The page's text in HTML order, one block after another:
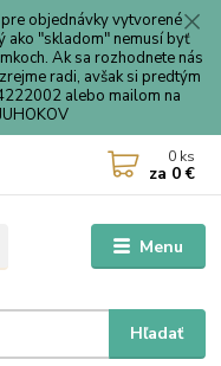
objednávky vytvorené
ako "skladom" nemusí byť
Ak sa rozhodnete nás
radi, avšak si predtým
alebo mailom na
Menu
Hľadať
0 ks
za 0 €